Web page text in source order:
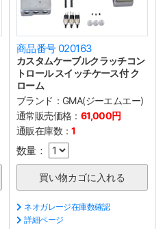
商品番号 020163
カスタムケーブルクラッチコン
トロール スイッチケース付 ク
ローム
ブランド： GMA(ジーエムエー)
通常販売価格： 61,000円
通販在庫数：1
数量：
ネオガレージ在庫数確認
詳細ページ